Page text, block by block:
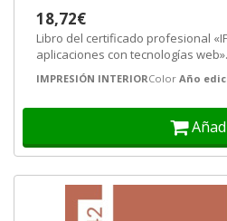
18,72€
Libro del certificado profesional
aplicaciones con tecnologías web».
IMPRESIÓN INTERIORColor Año